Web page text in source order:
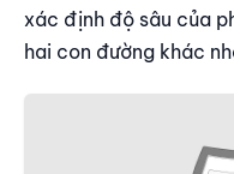
xác định độ sâu của
hai con đường khác